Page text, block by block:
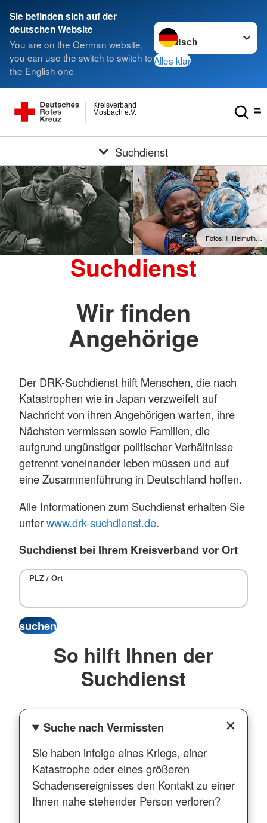
Sie befinden sich auf der
deutschen Website
You are on the German website,
you can use the switch to switch to
the English one
Sprache wechseln zu
Alles klar
Mosbach e.V.
Kreisverband
Suchdienst
Fotos: li. Helmuth…
Suchdienst
Wir finden
Angehörige
Der DRK-Suchdienst hilft Menschen, die nach
Katastrophen wie in Japan verzweifelt auf
Nachricht von ihren Angehörigen warten, ihre
Nächsten vermissen sowie Familien, die
aufgrund ungünstiger politischer Verhältnisse
getrennt voneinander leben müssen und auf
eine Zusammenführung in Deutschland hoffen.
Alle Informationen zum Suchdienst erhalten Sie
unterwww.drk-suchdienst.de.
Suchdienst bei Ihrem Kreisverband vor Ort
PLZ / Ort
So hilft Ihnen der
Suchdienst
Suche nach Vermissten
Sie haben infolge eines Kriegs, einer
Katastrophe oder eines größeren
Schadensereignisses den Kontakt zu einer
Ihnen nahe stehender Person verloren?